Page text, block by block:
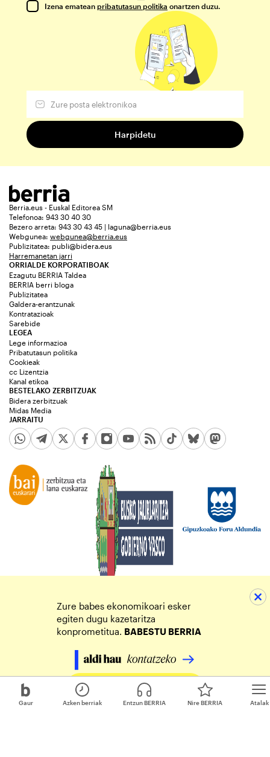
Gaur Atalak
Azken berriak Entzun BERRIA Nire BERRIA
Izena ematean pribatutasun politika onartzen duzu.
Berria.eus - Euskal Editorea SM
Telefonoa: 943 30 40 30
Bezero arreta: 943 30 43 45 | laguna@berria.eus
Webgunea: webgunea@berria.eus
Publizitatea: publi@bidera.eus
Harremanetan jarri
ORRIALDE KORPORATIBOAK
Ezagutu BERRIA Taldea
BERRIA berri bloga
Publizitatea
Galdera-erantzunak
Kontratazioak
Sarebide
JARRAITU
LEGEA
Lege informazioa
Pribatutasun politika
Cookieak
cc Lizentzia
Kanal etikoa
BESTELAKO ZERBITZUAK
Bidera zerbitzuak
Midas Media
Zure babes ekonomikoari esker
egiten dugu kazetaritza
konprometitua. BABESTU BERRIA
Egin zure ekarpena